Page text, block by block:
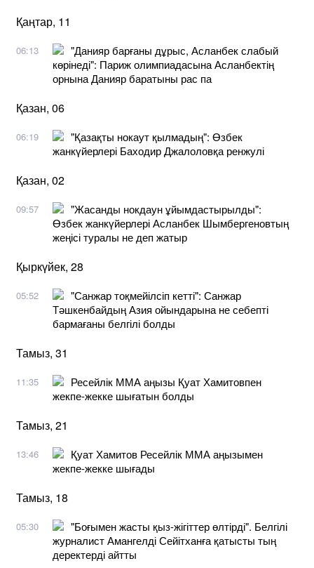
Қаңтар, 11
06:13
"Данияр барғаны дұрыс, Асланбек слабый
көрінеді": Париж олимпиадасына Асланбектің
орнына Данияр баратыны рас па
Қазан, 06
06:19
"Қазақты нокаут қылмадың": Өзбек
жанкүйерлері Баходир Джалоловқа ренжулі
Қазан, 02
09:57
"Жасанды нокдаун ұйымдастырылды":
Өзбек жанкүйерлері Асланбек Шымбергеновтың
жеңісі туралы не деп жатыр
Қыркүйек, 28
05:52
"Санжар тоқмейілсіп кетті": Санжар
Тәшкенбайдың Азия ойындарына не себепті
бармағаны белгілі болды
Тамыз, 31
11:35
Ресейлік ММА аңызы Қуат Хамитовпен
жекпе-жекке шығатын болды
Тамыз, 21
13:46
Қуат Хамитов Ресейлік ММА аңызымен
жекпе-жекке шығады
Тамыз, 18
05:30
"Боғымен жасты қыз-жігіттер өлтірді". Белгілі
журналист Амангелді Сейітханға қатысты тың
деректерді айтты